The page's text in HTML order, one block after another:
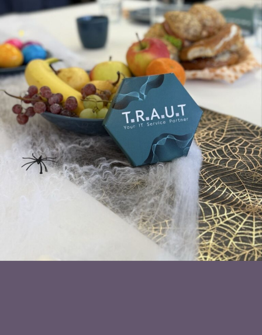
Oder kontaktieren Sie uns über dieses Formular:
Kontakt.